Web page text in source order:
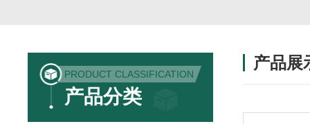
PRODUCT CLASSIFICATION
产品分类
产品展